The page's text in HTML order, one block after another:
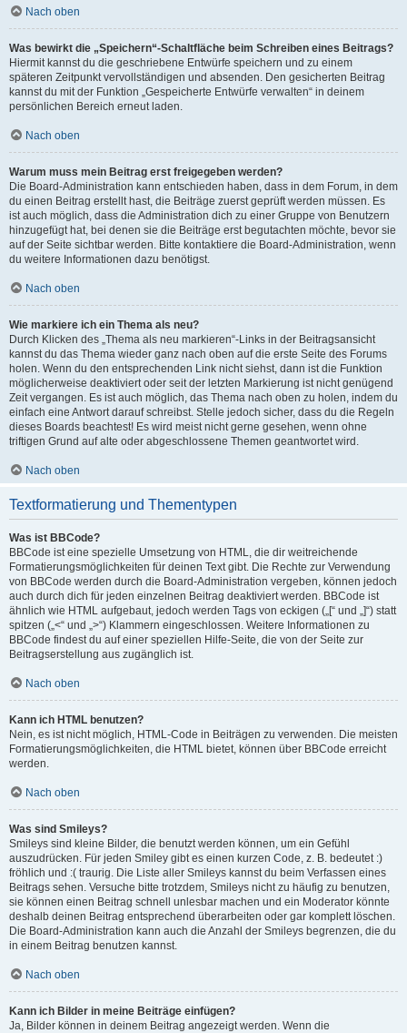
Nach oben
Was bewirkt die „Speichern“-Schaltfläche beim Schreiben eines Beitrags?
Hiermit kannst du die geschriebene Entwürfe speichern und zu einem
späteren Zeitpunkt vervollständigen und absenden. Den gesicherten Beitrag
kannst du mit der Funktion „Gespeicherte Entwürfe verwalten“ in deinem
persönlichen Bereich erneut laden.
Nach oben
Warum muss mein Beitrag erst freigegeben werden?
Die Board-Administration kann entschieden haben, dass in dem Forum, in dem
du einen Beitrag erstellt hast, die Beiträge zuerst geprüft werden müssen. Es
ist auch möglich, dass die Administration dich zu einer Gruppe von Benutzern
hinzugefügt hat, bei denen sie die Beiträge erst begutachten möchte, bevor sie
auf der Seite sichtbar werden. Bitte kontaktiere die Board-Administration, wenn
du weitere Informationen dazu benötigst.
Nach oben
Wie markiere ich ein Thema als neu?
Durch Klicken des „Thema als neu markieren“-Links in der Beitragsansicht
kannst du das Thema wieder ganz nach oben auf die erste Seite des Forums
holen. Wenn du den entsprechenden Link nicht siehst, dann ist die Funktion
möglicherweise deaktiviert oder seit der letzten Markierung ist nicht genügend
Zeit vergangen. Es ist auch möglich, das Thema nach oben zu holen, indem du
einfach eine Antwort darauf schreibst. Stelle jedoch sicher, dass du die Regeln
dieses Boards beachtest! Es wird meist nicht gerne gesehen, wenn ohne
triftigen Grund auf alte oder abgeschlossene Themen geantwortet wird.
Nach oben
Textformatierung und Thementypen
Was ist BBCode?
BBCode ist eine spezielle Umsetzung von HTML, die dir weitreichende
Formatierungsmöglichkeiten für deinen Text gibt. Die Rechte zur Verwendung
von BBCode werden durch die Board-Administration vergeben, können jedoch
auch durch dich für jeden einzelnen Beitrag deaktiviert werden. BBCode ist
ähnlich wie HTML aufgebaut, jedoch werden Tags von eckigen („[“ und „]“) statt
spitzen („<“ und „>“) Klammern eingeschlossen. Weitere Informationen zu
BBCode findest du auf einer speziellen Hilfe-Seite, die von der Seite zur
Beitragserstellung aus zugänglich ist.
Nach oben
Kann ich HTML benutzen?
Nein, es ist nicht möglich, HTML-Code in Beiträgen zu verwenden. Die meisten
Formatierungsmöglichkeiten, die HTML bietet, können über BBCode erreicht
werden.
Nach oben
Was sind Smileys?
Smileys sind kleine Bilder, die benutzt werden können, um ein Gefühl
auszudrücken. Für jeden Smiley gibt es einen kurzen Code, z. B. bedeutet :)
fröhlich und :( traurig. Die Liste aller Smileys kannst du beim Verfassen eines
Beitrags sehen. Versuche bitte trotzdem, Smileys nicht zu häufig zu benutzen,
sie können einen Beitrag schnell unlesbar machen und ein Moderator könnte
deshalb deinen Beitrag entsprechend überarbeiten oder gar komplett löschen.
Die Board-Administration kann auch die Anzahl der Smileys begrenzen, die du
in einem Beitrag benutzen kannst.
Nach oben
Kann ich Bilder in meine Beiträge einfügen?
Ja, Bilder können in deinem Beitrag angezeigt werden. Wenn die